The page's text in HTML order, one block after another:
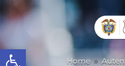
Abrir barra de herramientas
Home 9